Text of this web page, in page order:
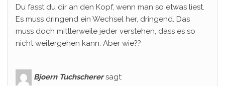
Du fasst du dir an den Kopf, wenn man so etwas liest.
Es muss dringend ein Wechsel her, dringend. Das
muss doch mittlerweile jeder verstehen, dass es so
nicht weitergehen kann. Aber wie??
Bjoern Tuchscherer sagt: